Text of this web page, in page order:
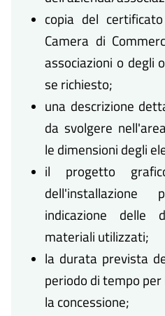
copia del
Camera di
associazioni o degli
se richiesto;
una descrizione
da svolgere
le dimensioni degli
il progetto
dell'installazione
indicazione delle
materiali utilizzati;
la durata prevista
periodo di tempo
la concessione;